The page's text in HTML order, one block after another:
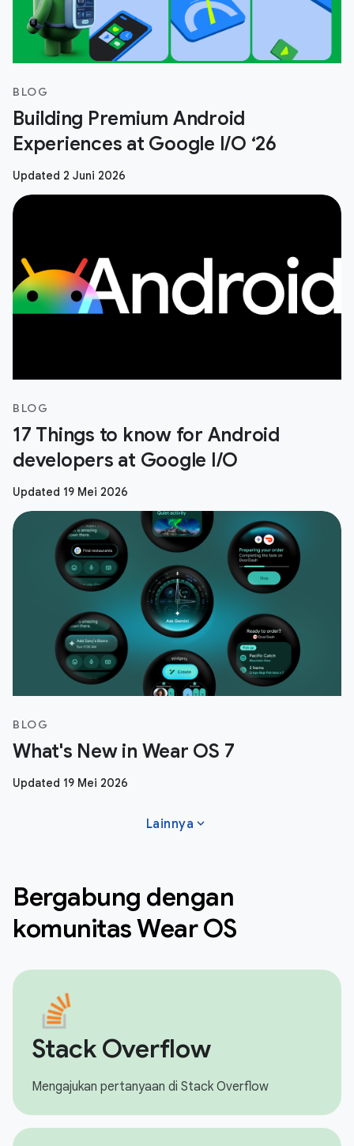
BLOG
Building Premium Android
Experiences at Google I/O ‘26
Updated 2 Juni 2026
BLOG
17 Things to know for Android
developers at Google I/O
Updated 19 Mei 2026
BLOG
What's New in Wear OS 7
Updated 19 Mei 2026
Lainnya expand_more
Bergabung dengan
komunitas Wear OS
Stack Overflow
Mengajukan pertanyaan di Stack Overflow